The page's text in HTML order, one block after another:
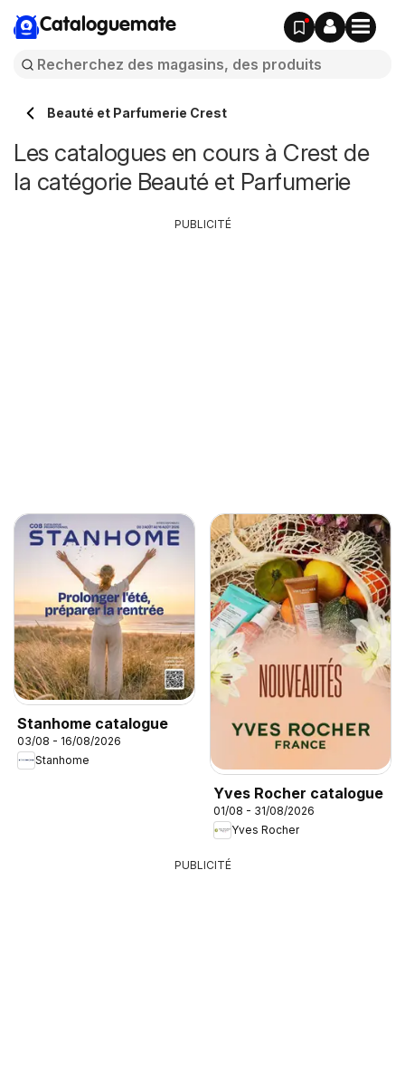
Cataloguemate
Beauté et Parfumerie Crest
Les catalogues en cours à Crest de
la catégorie Beauté et Parfumerie
Stanhome catalogue
03/08 - 16/08/2026
Stanhome
Yves Rocher catalogue
01/08 - 31/08/2026
Yves Rocher
PUBLICITÉ
PUBLICITÉ